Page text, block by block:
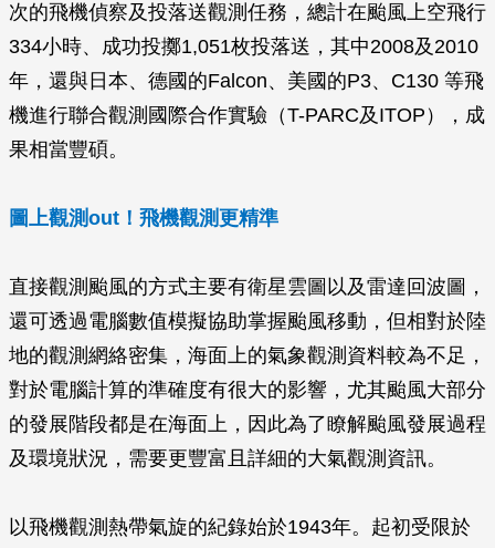
次的飛機偵察及投落送觀測任務，總計在颱風上空飛行
334小時、成功投擲1,051枚投落送，其中2008及2010
年，還與日本、德國的Falcon、美國的P3、C130 等飛
機進行聯合觀測國際合作實驗（T-PARC及ITOP），成
果相當豐碩。
圖上觀測out！飛機觀測更精準
直接觀測颱風的方式主要有衛星雲圖以及雷達回波圖，
還可透過電腦數值模擬協助掌握颱風移動，但相對於陸
地的觀測網絡密集，海面上的氣象觀測資料較為不足，
對於電腦計算的準確度有很大的影響，尤其颱風大部分
的發展階段都是在海面上，因此為了瞭解颱風發展過程
及環境狀況，需要更豐富且詳細的大氣觀測資訊。
以飛機觀測熱帶氣旋的紀錄始於1943年。起初受限於